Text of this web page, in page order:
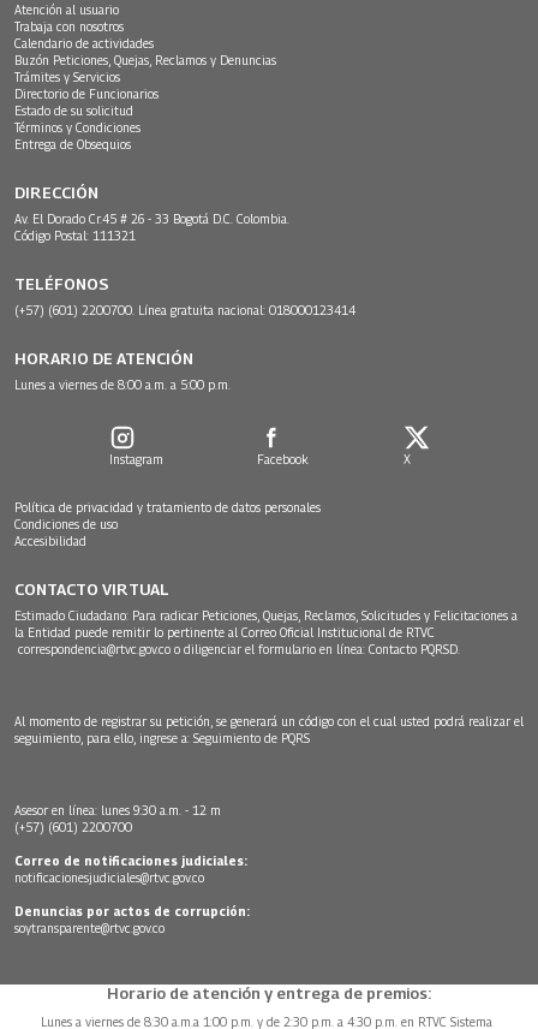
Atención al usuario
Trabaja con nosotros
Calendario de actividades
Buzón Peticiones, Quejas, Reclamos y Denuncias
Trámites y Servicios
Directorio de Funcionarios
Estado de su solicitud
Términos y Condiciones
Entrega de Obsequios
DIRECCIÓN
Av. El Dorado Cr.45 # 26 - 33 Bogotá D.C. Colombia.
Código Postal: 111321
TELÉFONOS
(+57) (601) 2200700. Línea gratuita nacional: 018000123414
HORARIO DE ATENCIÓN
Lunes a viernes de 8:00 a.m. a 5:00 p.m.
Instagram Facebook X
Política de privacidad y tratamiento de datos personales
Condiciones de uso
Accesibilidad
CONTACTO VIRTUAL
Estimado Ciudadano: Para radicar Peticiones, Quejas, Reclamos, Solicitudes y Felicitaciones a
la Entidad puede remitir lo pertinente al Correo Oficial Institucional de RTVC
correspondencia@rtvc.gov.co o diligenciar el formulario en línea: Contacto PQRSD.
Al momento de registrar su petición, se generará un código con el cual usted podrá realizar el
seguimiento, para ello, ingrese a: Seguimiento de PQRS
Asesor en línea: lunes 9:30 a.m. - 12 m
(+57) (601) 2200700
Correo de notificaciones judiciales:
notificacionesjudiciales@rtvc.gov.co
Denuncias por actos de corrupción:
soytransparente@rtvc.gov.co
Horario de atención y entrega de premios:
Lunes a viernes de 8:30 a.m.a 1:00 p.m. y de 2:30 p.m. a 4:30 p.m. en RTVC Sistema